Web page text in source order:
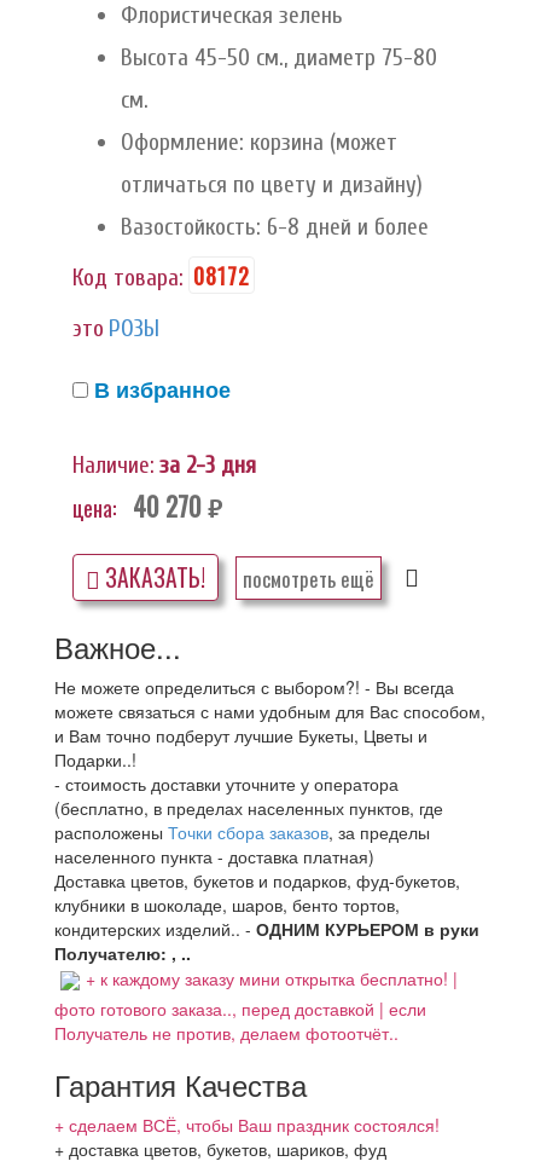
Флористическая зелень
Высота 45-50 см., диаметр 75-80
см.
Оформление: корзина (может
отличаться по цвету и дизайну)
Вазостойкость: 6-8 дней и более
Код товара: 08172
это РОЗЫ
В избранное
Наличие: за 2-3 дня
цена: 40 270 руб.
ЗАКАЗАТЬ! посмотреть ещё
Важное...
Не можете определиться с выбором?! - Вы всегда
можете связаться с нами удобным для Вас способом,
и Вам точно подберут лучшие Букеты, Цветы и
Подарки..!
- стоимость доставки уточните у оператора
(бесплатно, в пределах населенных пунктов, где
расположены Точки сбора заказов, за пределы
населенного пункта - доставка платная)
Доставка цветов, букетов и подарков, фуд-букетов,
клубники в шоколаде, шаров, бенто тортов,
кондитерских изделий.. - ОДНИМ КУРЬЕРОМ в руки
Получателю: , ..
+ к каждому заказу мини открытка бесплатно! |
фото готового заказа.., перед доставкой | если
Получатель не против, делаем фотоотчёт..
Гарантия Качества
+ сделаем ВСЁ, чтобы Ваш праздник состоялся!
+ доставка цветов, букетов, шариков, фуд